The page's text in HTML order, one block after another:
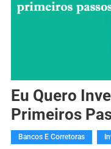
Eu Quero
Primeiros
Bancos E Corretoras